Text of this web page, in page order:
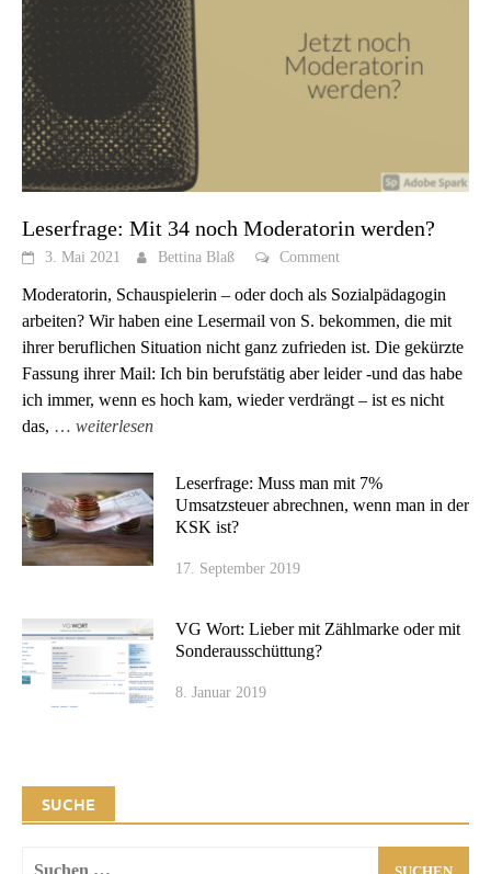
Leserfrage: Mit 34 noch Moderatorin werden?
3. Mai 2021 Bettina Blaß Comment
Moderatorin, Schauspielerin – oder doch als Sozialpädagogin
arbeiten? Wir haben eine Lesermail von S. bekommen, die mit
ihrer beruflichen Situation nicht ganz zufrieden ist. Die gekürzte
Fassung ihrer Mail: Ich bin berufstätig aber leider -und das habe
ich immer, wenn es hoch kam, wieder verdrängt – ist es nicht
das, … weiterlesen
Leserfrage: Muss man mit 7%
Umsatzsteuer abrechnen, wenn man in der
KSK ist?
17. September 2019
VG Wort: Lieber mit Zählmarke oder mit
Sonderausschüttung?
8. Januar 2019
SUCHE